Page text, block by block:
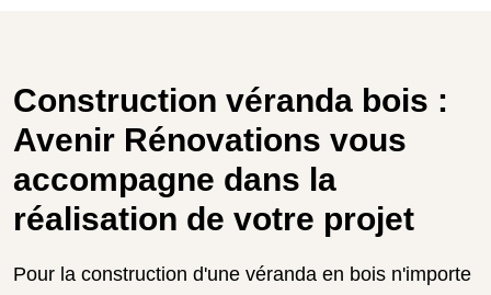
Construction véranda bois :
Avenir Rénovations vous
accompagne dans la
réalisation de votre projet
Pour la construction d'une véranda en bois n'importe